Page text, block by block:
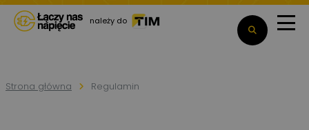
należy do
Strona główna Regulamin